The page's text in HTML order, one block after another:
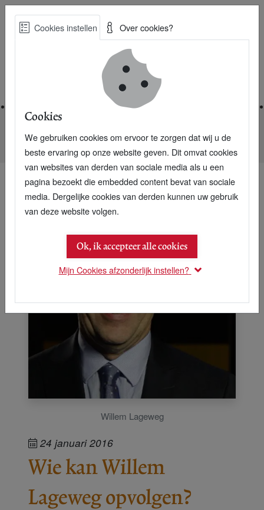
Skip
Best Practices voor een duurzame toekomst
Nieuwsarchief Wie kan Willem Lageweg opvolgen?
Willem Lageweg
24 januari 2016
Wie kan Willem
Lageweg opvolgen?
Cookies instellen Over cookies?
Cookies
We gebruiken cookies om ervoor te zorgen dat wij u de
beste ervaring op onze website geven. Dit omvat cookies
van websites van derden van sociale media als u een
pagina bezoekt die embedded content bevat van sociale
media. Dergelijke cookies van derden kunnen uw gebruik
van deze website volgen.
Ok, ik accepteer alle cookies
Mijn Cookies afzonderlijk instellen?